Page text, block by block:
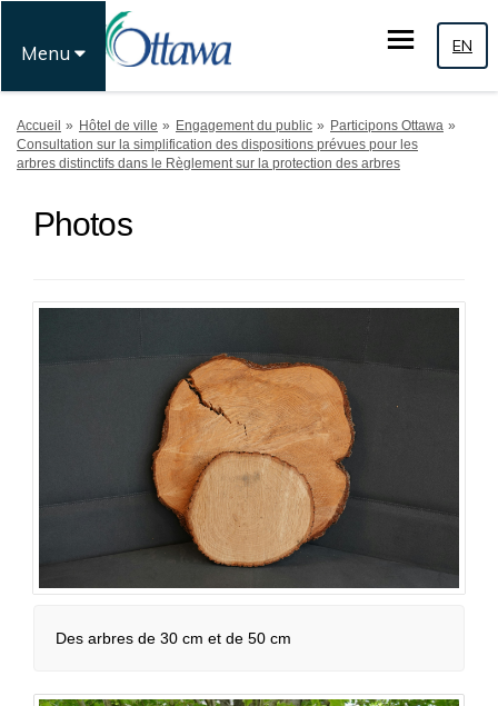
Menu EN
Vous êtes ici:
Accueil Hôtel de ville Engagement du public
Participons Ottawa
Consultation sur la simplification des dispositions prévues pour les
arbres distinctifs dans le Règlement sur la protection des arbres
Photos
Des arbres de 30 cm et de 50 cm